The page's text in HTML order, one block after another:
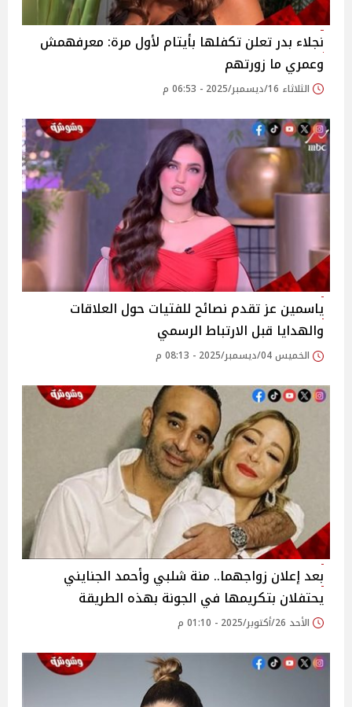
نجلاء بدر تعلن تكفلها بأيتام لأول مرة: معرفهمش
وعمري ما زورتهم
الثلاثاء 16/ديسمبر/2025 - 06:53 م
ياسمين عز تقدم نصائح للفتيات حول العلاقات
والهدايا قبل الارتباط الرسمي
الخميس 04/ديسمبر/2025 - 08:13 م
بعد إعلان زواجهما.. منة شلبي وأحمد الجنايني
يحتفلان بتكريمها في الجونة بهذه الطريقة
الأحد 26/أكتوبر/2025 - 01:10 م